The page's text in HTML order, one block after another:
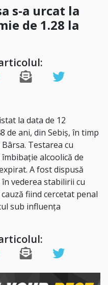
s-a urcat la
de 1.28 la
la data de 12
de ani, din Sebiș, în timp
Testarea cu
alcoolică de
A fost dispusă
vederea stabilirii cu
fiind cercetat penal
sub influența